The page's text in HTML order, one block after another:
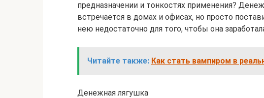
предназначении и тонкостях применения?
встречается в домах и офисах, но просто
нею недостаточно для того, чтобы она
Читайте также: Как стать вампиром в
Денежная лягушка